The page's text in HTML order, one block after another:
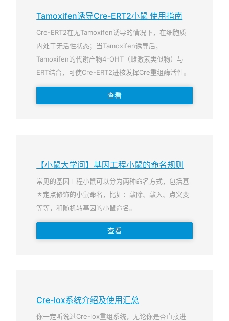
Tamoxifen诱导Cre-ERT2小鼠 使用指南
Cre-ERT2在无Tamoxifen诱导的情况下，在细胞质
内处于无活性状态；当Tamoxifen诱导后，
Tamoxifen的代谢产物4-OHT（雌激素类似物）与
ERT结合，可使Cre-ERT2进核发挥Cre重组酶活性。
查看
【小鼠大学问】基因工程小鼠的命名规则
常见的基因工程小鼠可以分为两种命名方式，包括基
因定点修饰的小鼠命名，比如：敲除、敲入、点突变
等等，和随机转基因的小鼠命名。
查看
Cre-lox系统介绍及使用汇总
你一定听说过Cre-lox重组系统，无论你是否直接进